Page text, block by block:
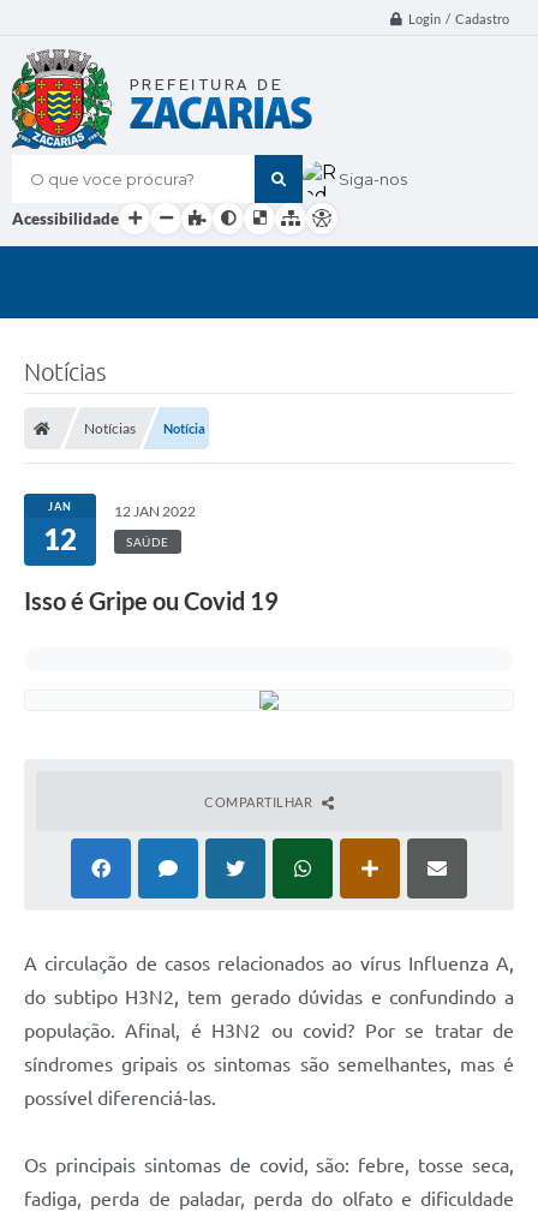
Login / Cadastro
O que voce procura? Siga-nos
Acessibilidade
Notícias
Notícias Notícia
JAN
12
12 JAN 2022
SAÚDE
Isso é Gripe ou Covid 19
COMPARTILHAR
A circulação de casos relacionados ao vírus Influenza A,
do subtipo H3N2, tem gerado dúvidas e confundindo a
população. Afinal, é H3N2 ou covid? Por se tratar de
síndromes gripais os sintomas são semelhantes, mas é
possível diferenciá-las.
Os principais sintomas de covid, são: febre, tosse seca,
fadiga, perda de paladar, perda do olfato e dificuldade